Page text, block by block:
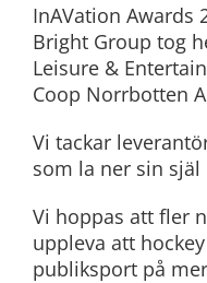
InAVation Awards
Bright Group tog
Leisure &
Coop Norrbotten
Vi tackar
som la ner sin
Vi hoppas att fler
uppleva att
publiksport på